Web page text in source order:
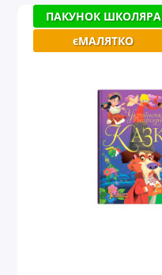
ПАКУНОК ШКОЛЯРА
єМАЛЯТКО
ПАКУНОК ШКОЛЯРА
єМАЛЯТКО